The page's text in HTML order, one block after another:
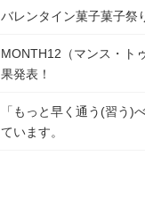
バレンタイン菓子菓子祭
MONTH12（マンス・ト
果発表！
「もっと早く通う(習う)
ています。